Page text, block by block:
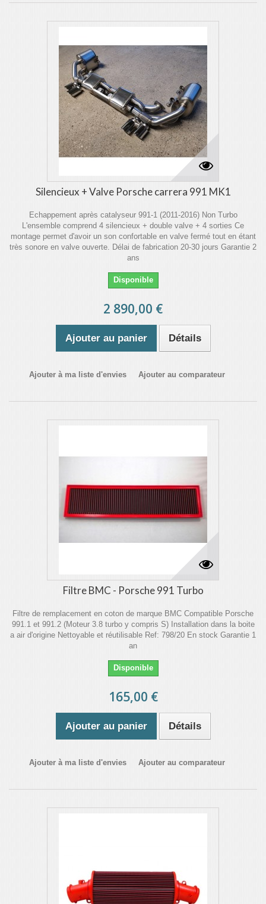
Silencieux + Valve Porsche carrera 991 MK1
Echappement après catalyseur 991-1 (2011-2016) Non Turbo
L'ensemble comprend 4 silencieux + double valve + 4 sorties Ce
montage permet d'avoir un son confortable en valve fermé tout en étant
très sonore en valve ouverte. Délai de fabrication 20-30 jours Garantie 2
ans
Disponible
2 890,00 €
Ajouter au panier Détails
Ajouter à ma liste d'envies Ajouter au comparateur
Filtre BMC - Porsche 991 Turbo
Filtre de remplacement en coton de marque BMC Compatible Porsche
991.1 et 991.2 (Moteur 3.8 turbo y compris S) Installation dans la boite
a air d'origine Nettoyable et réutilisable Ref: 798/20 En stock Garantie 1
an
Disponible
165,00 €
Ajouter au panier Détails
Ajouter à ma liste d'envies Ajouter au comparateur